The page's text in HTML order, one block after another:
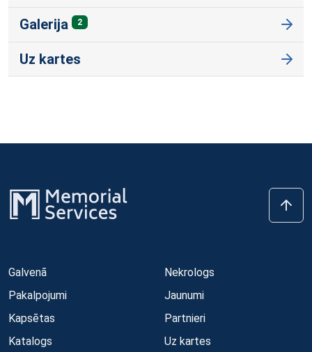
Galerija 2
Uz kartes
Galvenā
Pakalpojumi
Kapsētas
Katalogs
Nekrologs
Jaunumi
Partnieri
Uz kartes